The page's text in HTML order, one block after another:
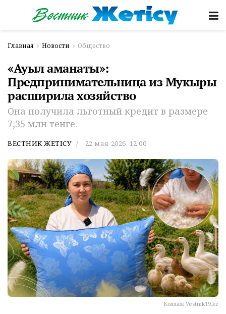
Главная Новости Общество
«Ауыл аманаты»:
Предпринимательница из Мукыры
расширила хозяйство
Она получила льготный кредит в размере
7,35 млн тенге.
ВЕСТНИК ЖЕТІСУ 22 мая 2026, 12:00
Коллаж Vestnik19.kz